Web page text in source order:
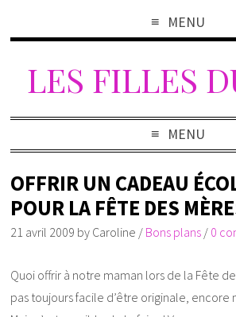
MENU
LES FILLES
MENU
OFFRIR UN CADEAU
POUR LA FÊTE DES
21 avril 2009 by Caroline / Bons plans / 0
Quoi offrir à notre maman lors de la Fête
pas toujours facile d’être originale, encore